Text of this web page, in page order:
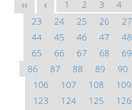
<< < 1 2 3 4
23
24 25 26 27
44
45 46 47 48
65
66 67 68 69
86
87 88 89 90
106
107 108 109
123
124 125 126